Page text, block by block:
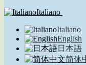
Italiano
Italiano
English
日本語
简体